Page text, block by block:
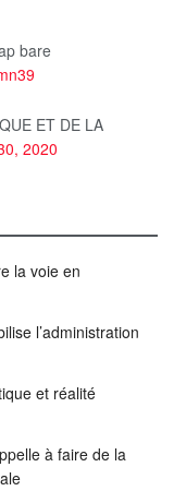
bare
ET DE LA
2020
la voie en
l’administration
et réalité
à faire de la